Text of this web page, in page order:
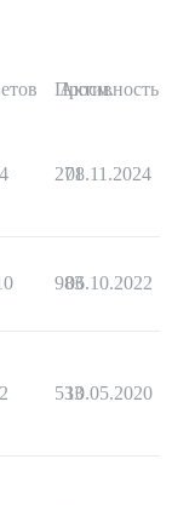
Просм.
Активность
4 271
08.11.2024
983
06.10.2022
2 533
10.05.2020